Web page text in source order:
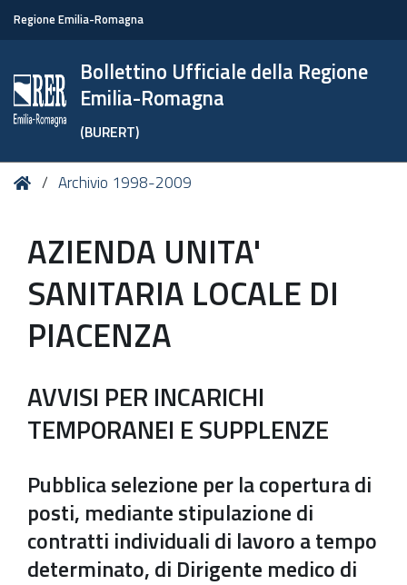
Regione Emilia-Romagna
Bollettino Ufficiale della Regione
Emilia-Romagna
(BURERT)
Tu HomeArchivio 1998-2009
AZIENDA UNITA'
SANITARIA LOCALE DI
PIACENZA
AVVISI PER INCARICHI
TEMPORANEI E SUPPLENZE
Pubblica selezione per la copertura di
posti, mediante stipulazione di
contratti individuali di lavoro a tempo
determinato, di Dirigente medico di